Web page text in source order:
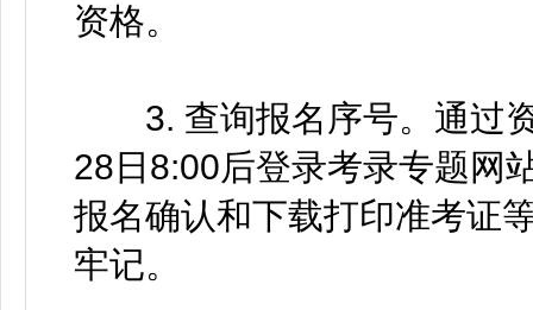
资格。
3. 查询报名序号。通过资
28日8:00后登录考录专题网
报名确认和下载打印准考证
牢记。